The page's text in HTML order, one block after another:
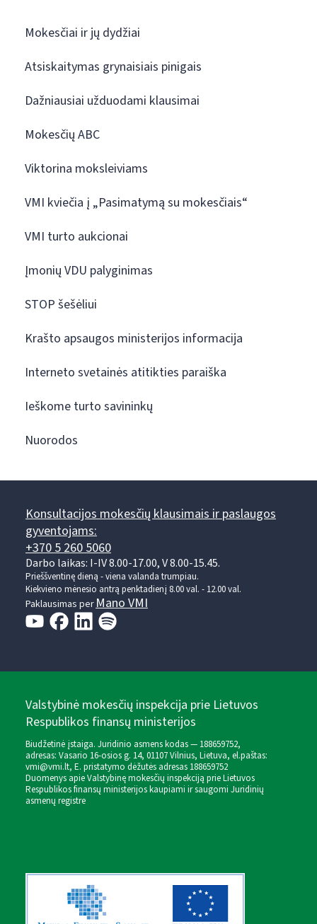
Mokesčiai ir jų dydžiai
Atsiskaitymas grynaisiais pinigais
Dažniausiai užduodami klausimai
Mokesčių ABC
Viktorina moksleiviams
VMI kviečia į „Pasimatymą su mokesčiais“
VMI turto aukcionai
Įmonių VDU palyginimas
STOP šešėliui
Krašto apsaugos ministerijos informacija
Interneto svetainės atitikties paraiška
Ieškome turto savininkų
Nuorodos
Konsultacijos mokesčių klausimais ir paslaugos
gyventojams:
+370 5 260 5060
Darbo laikas: I-IV 8.00-17.00, V 8.00-15.45.
Prieššventinę dieną - viena valanda trumpiau.
Kiekvieno mėnesio antrą penktadienį 8.00 val. - 12.00 val.
Paklausimas perMano VMI
Valstybinė mokesčių inspekcija prie Lietuvos
Respublikos finansų ministerijos
Biudžetinė įstaiga. Juridinio asmens kodas — 188659752,
adresas: Vasario 16-osios g. 14, 01107 Vilnius, Lietuva, el.paštas:
vmi@vmi.lt, E. pristatymo dėžutės adresas 188659752
Duomenys apie Valstybinę mokesčių inspekciją prie Lietuvos
Respublikos finansų ministerijos kaupiami ir saugomi Juridinių
asmenų registre